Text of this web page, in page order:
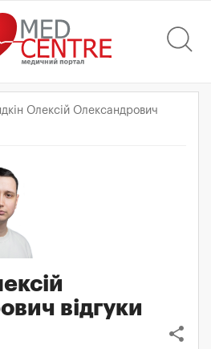
Олексій Олександрович
відгуки
share